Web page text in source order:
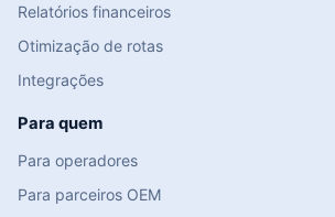
Relatórios financeiros
Otimização de rotas
Integrações
Para quem
Para operadores
Para parceiros OEM